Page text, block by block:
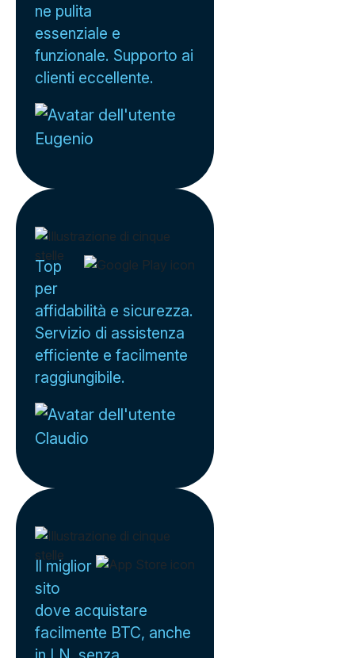
ne pulita
essenziale e
funzionale. Supporto ai
clienti eccellente.
Eugenio
Top
per
affidabilità e sicurezza.
Servizio di assistenza
efficiente e facilmente
raggiungibile.
Claudio
Il miglior
sito
dove acquistare
facilmente BTC, anche